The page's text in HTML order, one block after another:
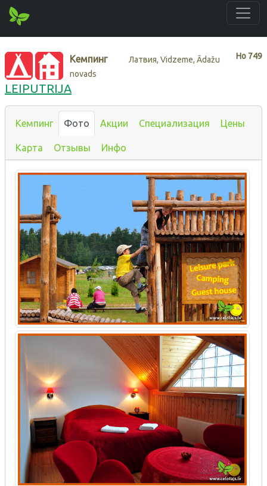
Нo 749
Кемпинг
Латвия, Vidzeme, Ādažu
novads
LEIPUTRIJA
Кемпинг Фото Акции Специализация Цены
Карта Отзывы Инфо